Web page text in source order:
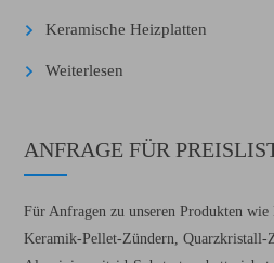
Keramische Heizplatten
Weiterlesen
ANFRAGE FÜR
Für Anfragen zu unseren Produkten wie
Keramik-Pellet-Zündern, Quarzkristall-